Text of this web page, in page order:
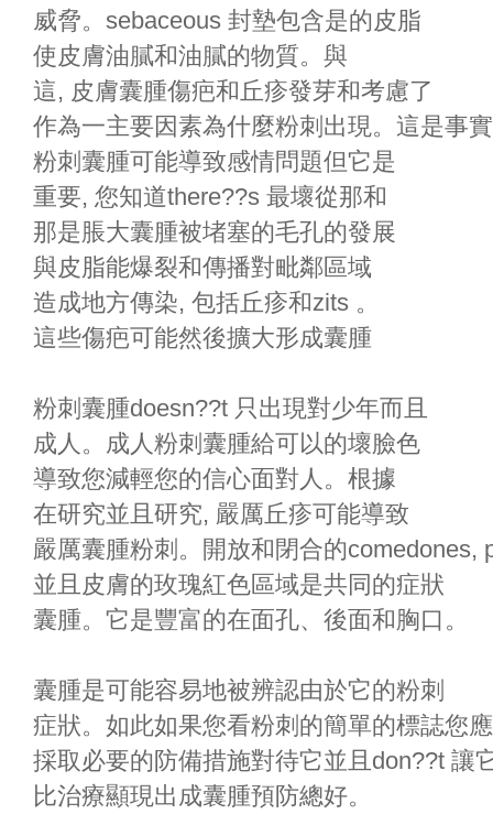
威脅。sebaceous 封墊包含是的皮脂
使皮膚油膩和油膩的物質。與
這, 皮膚囊腫傷疤和丘疹發芽和考慮了
作為一主要因素為什麼粉刺出現。這是事實
粉刺囊腫可能導致感情問題但它是
重要, 您知道there??s 最壞從那和
那是脹大囊腫被堵塞的毛孔的發展
與皮脂能爆裂和傳播對毗鄰區域
造成地方傳染, 包括丘疹和zits 。
這些傷疤可能然後擴大形成囊腫
粉刺囊腫doesn??t 只出現對少年而且
成人。成人粉刺囊腫給可以的壞臉色
導致您減輕您的信心面對人。根據
在研究並且研究, 嚴厲丘疹可能導致
嚴厲囊腫粉刺。開放和閉合的comedones,
並且皮膚的玫瑰紅色區域是共同的症狀
囊腫。它是豐富的在面孔、後面和胸口。
囊腫是可能容易地被辨認由於它的粉刺
症狀。如此如果您看粉刺的簡單的標誌您
採取必要的防備措施對待它並且don??t 讓
比治療顯現出成囊腫預防總好。